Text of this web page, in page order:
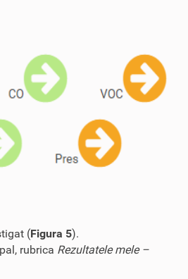
(Figura 5).
rubrica Rezultatele mele –